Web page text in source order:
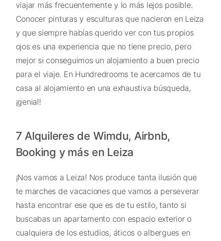
viajar más frecuentemente y lo más lejos posible.
Conocer pinturas y esculturas que nacieron en Leiza
y que siempre habías querido ver con tus propios
ojos es una experiencia que no tiene precio, pero
mejor si conseguimos un alojamiento a buen precio
para el viaje. En Hundredrooms te acercamos de tu
casa al alojamiento en una exhaustiva búsqueda,
¡genial!
7 Alquileres de Wimdu, Airbnb,
Booking y más en Leiza
¡Nos vamos a Leiza! Nos produce tanta ilusión que
te marches de vacaciones que vamos a perseverar
hasta encontrar ese que es de tu estilo, tanto si
buscabas un apartamento con espacio exterior o
cualquiera de los estudios, áticos o albergues en